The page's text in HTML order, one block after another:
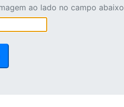
ao lado no campo abaixo